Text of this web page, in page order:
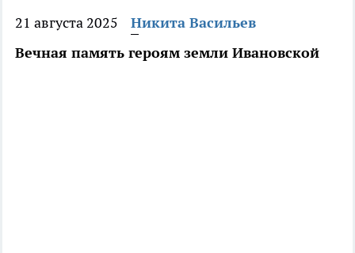
21 августа 2025
Никита Васильев
Вечная память героям земли Ивановской